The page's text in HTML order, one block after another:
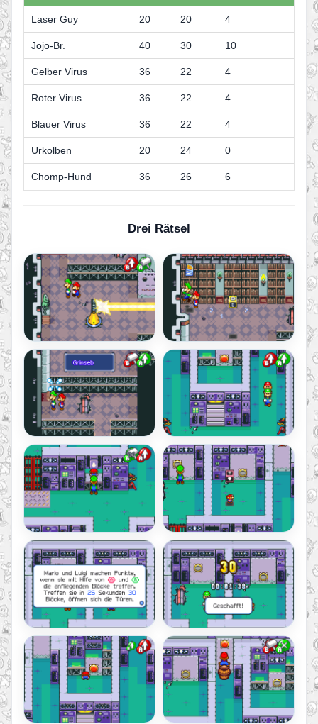
Laser Guy 20 20 4
Jojo-Br. 40 30 10
Gelber Virus 36 22 4
Roter Virus 36 22 4
Blauer Virus 36 22 4
Urkolben 20 24 0
Chomp-Hund 36 26 6
Drei Rätsel